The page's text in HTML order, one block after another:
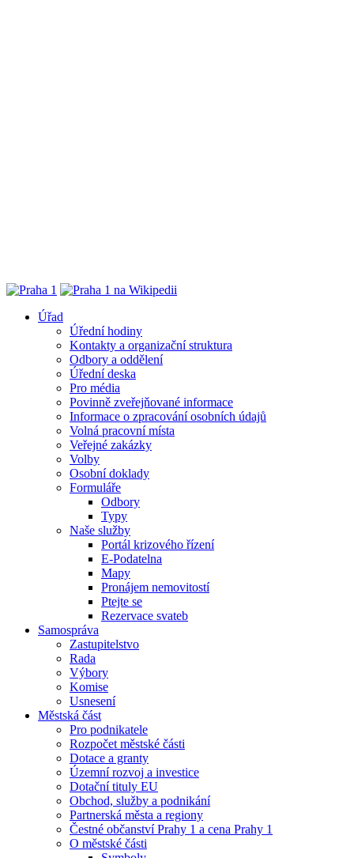
Úřad
Úřední hodiny
Kontakty a organizační struktura
Odbory a oddělení
Úřední deska
Pro média
Povinně zveřejňované informace
Informace o zpracování osobních údajů
Volná pracovní místa
Veřejné zakázky
Volby
Osobní doklady
Formuláře
Odbory
Typy
Naše služby
Portál krizového řízení
E-Podatelna
Mapy
Pronájem nemovitostí
Ptejte se
Rezervace svateb
Samospráva
Zastupitelstvo
Rada
Výbory
Komise
Usnesení
Městská část
Pro podnikatele
Rozpočet městské části
Dotace a granty
Územní rozvoj a investice
Dotační tituly EU
Obchod, služby a podnikání
Partnerská města a regiony
Čestné občanství Prahy 1 a cena Prahy 1
O městské části